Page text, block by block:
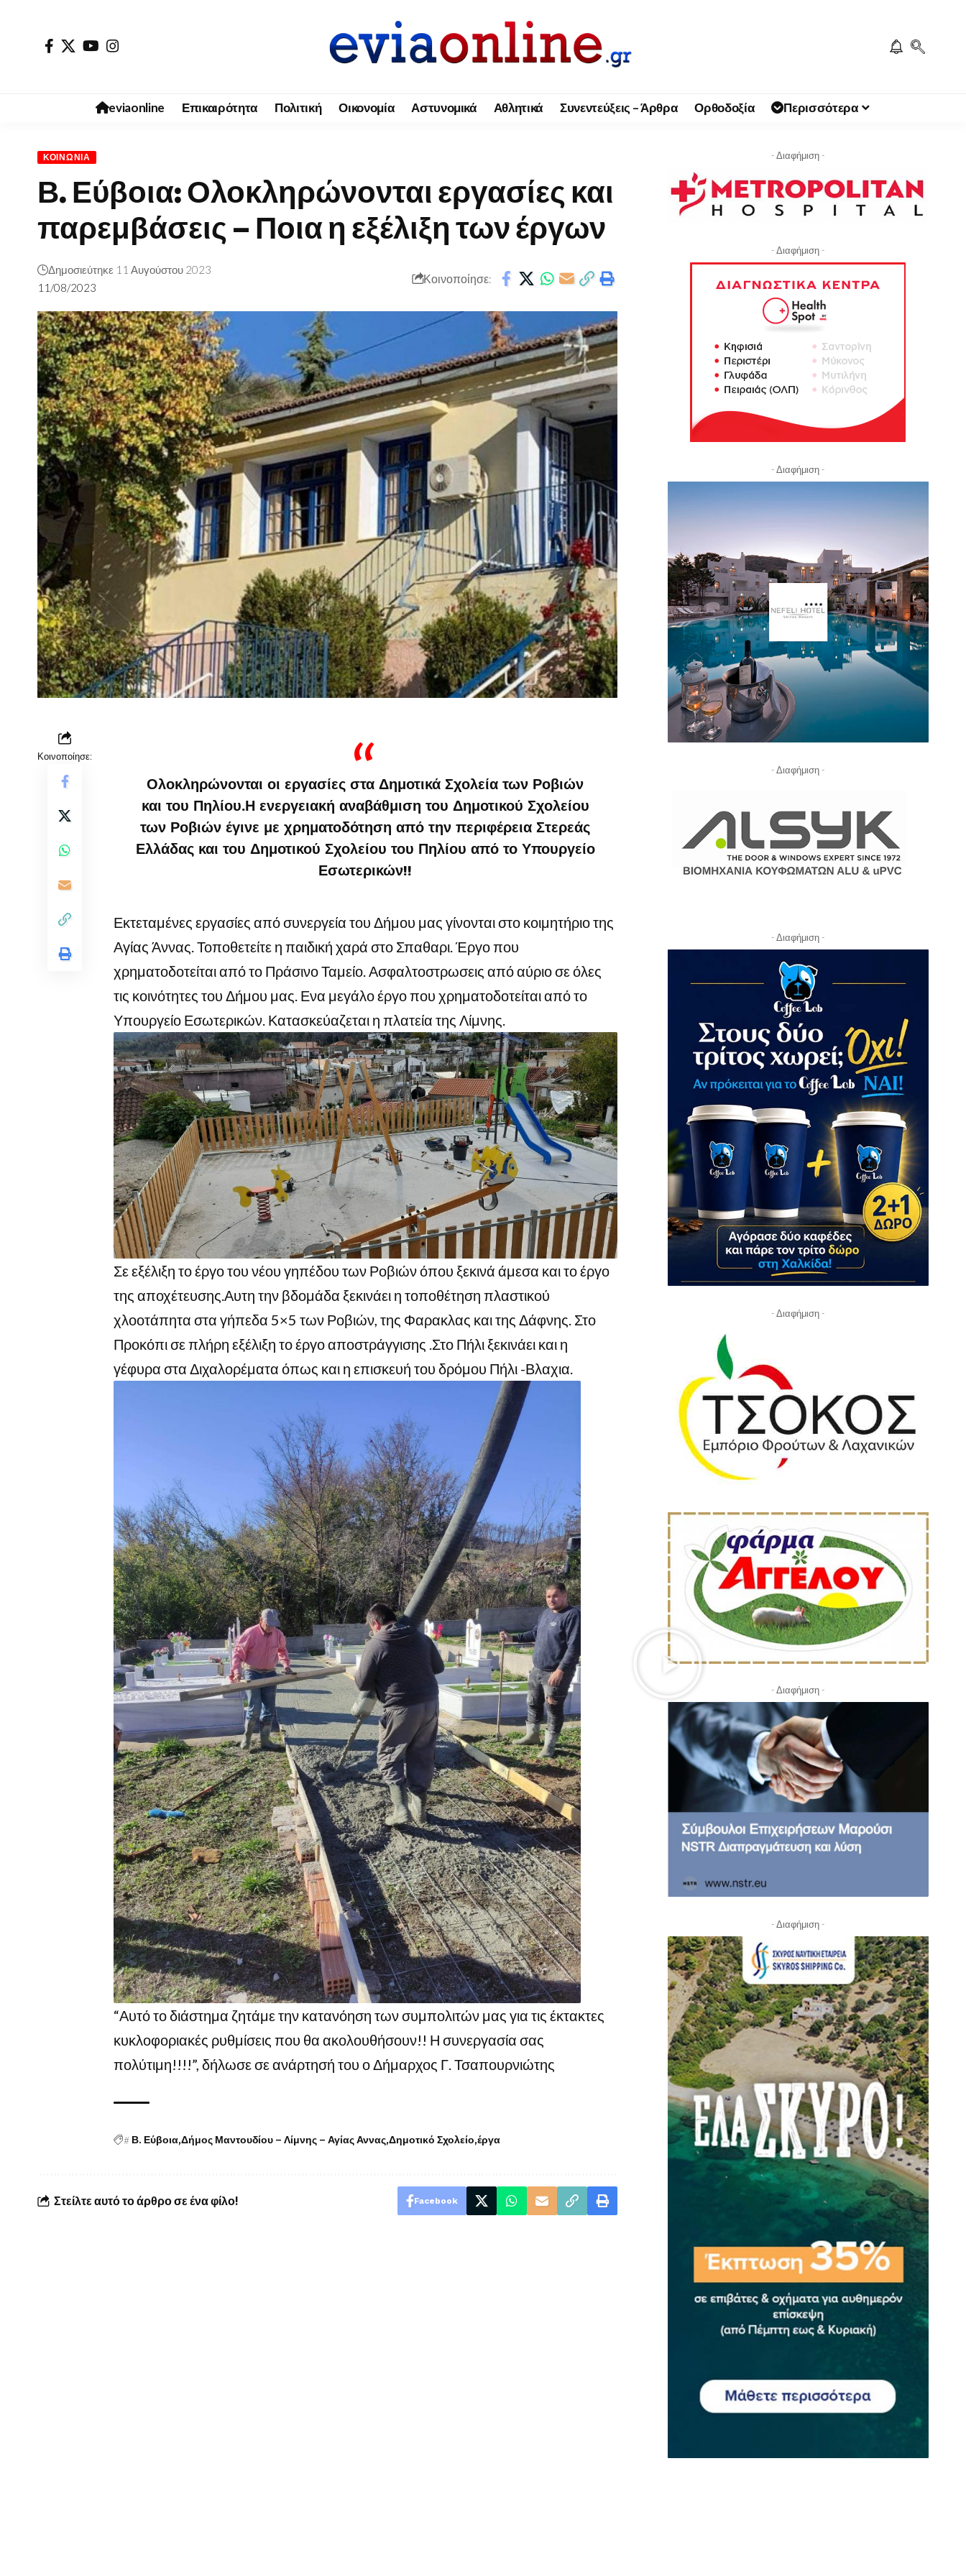
eviaonline Επικαιρότητα Πολιτική Οικονομία Αστυνομικά Αθλητικά Συνεντεύξεις – Άρθρα Ορθοδοξία Περισσότερα
ΚΟΙΝΩΝΊΑ
Β. Εύβοια: Ολοκληρώνονται εργασίες και
παρεμβάσεις – Ποια η εξέλιξη των έργων
11/08/2023
Δημοσιεύτηκε 11 Αυγούστου 2023
Κοινοποίησε:
Κοινοποίησε:
Ολοκληρώνονται οι εργασίες στα Δημοτικά Σχολεία των Ροβιών
και του Πηλίου.Η ενεργειακή αναβάθμιση του Δημοτικού Σχολείου
των Ροβιών έγινε με χρηματοδότηση από την περιφέρεια Στερεάς
Ελλάδας και του Δημοτικού Σχολείου του Πηλίου από το Υπουργείο
Εσωτερικών!!
Εκτεταμένες εργασίες από συνεργεία του Δήμου μας γίνονται στο κοιμητήριο της
Αγίας Άννας. Τοποθετείτε η παιδική χαρά στο Σπαθαρι. Έργο που
χρηματοδοτείται από το Πράσινο Ταμείο. Ασφαλτοστρωσεις από αύριο σε όλες
τις κοινότητες του Δήμου μας. Ενα μεγάλο έργο που χρηματοδοτείται από το
Υπουργείο Εσωτερικών. Κατασκεύαζεται η πλατεία της Λίμνης.
Σε εξέλιξη το έργο του νέου γηπέδου των Ροβιών όπου ξεκινά άμεσα και το έργο
της αποχέτευσης.Αυτη την βδομάδα ξεκινάει η τοποθέτηση πλαστικού
χλοοτάπητα στα γήπεδα 5×5 των Ροβιών, της Φαρακλας και της Δάφνης. Στο
Προκόπι σε πλήρη εξέλιξη το έργο αποστράγγισης .Στο Πήλι ξεκινάει και η
γέφυρα στα Διχαλορέματα όπως και η επισκευή του δρόμου Πήλι -Βλαχια.
“Αυτό το διάστημα ζητάμε την κατανόηση των συμπολιτών μας για τις έκτακτες
κυκλοφοριακές ρυθμίσεις που θα ακολουθήσουν!! Η συνεργασία σας
πολύτιμη!!!!”, δήλωσε σε ανάρτησή του ο Δήμαρχος Γ. Τσαπουρνιώτης
# Β. Εύβοια Δήμος Μαντουδίου – Λίμνης – Αγίας Αννας Δημοτικό Σχολείο έργα
Στείλτε αυτό το άρθρο σε ένα φίλο! Facebook
- Διαφήμιση -
- Διαφήμιση -
- Διαφήμιση -
- Διαφήμιση -
- Διαφήμιση -
- Διαφήμιση -
- Διαφήμιση -
- Διαφήμιση -